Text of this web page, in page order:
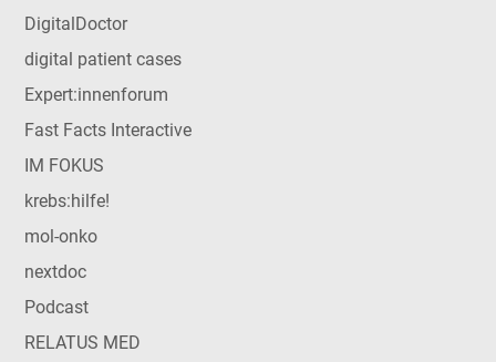
DigitalDoctor
digital patient cases
Expert:innenforum
Fast Facts Interactive
IM FOKUS
krebs:hilfe!
mol-onko
nextdoc
Podcast
RELATUS MED